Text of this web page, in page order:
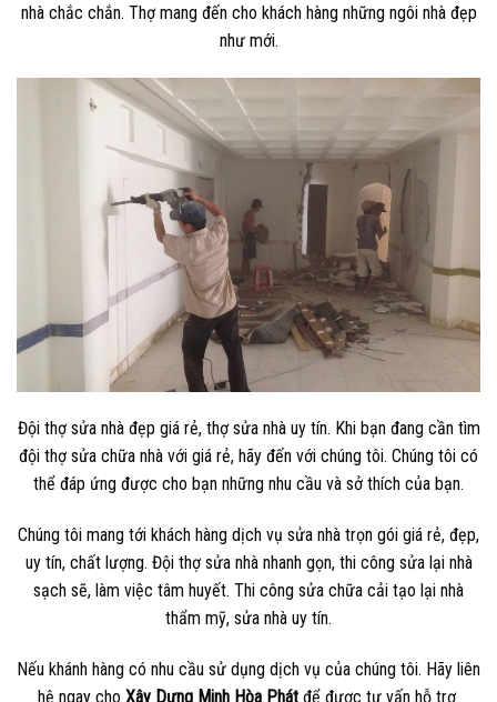
nhà chắc chắn. Thợ mang đến cho khách hàng những ngôi nhà đẹp
như mới.
Đội thợ sửa nhà đẹp giá rẻ, thợ sửa nhà uy tín. Khi bạn đang cần tìm
đội thợ sửa chữa nhà với giá rẻ, hãy đến với chúng tôi. Chúng tôi có
thể đáp ứng được cho bạn những nhu cầu và sở thích của bạn.
Chúng tôi mang tới khách hàng dịch vụ sửa nhà trọn gói giá rẻ, đẹp,
uy tín, chất lượng. Đội thợ sửa nhà nhanh gọn, thi công sửa lại nhà
sạch sẽ, làm việc tâm huyết. Thi công sửa chữa cải tạo lại nhà
thẩm mỹ, sửa nhà uy tín.
Nếu khánh hàng có nhu cầu sử dụng dịch vụ của chúng tôi. Hãy liên
hệ ngay cho Xây Dựng Minh Hòa Phát để được tư vấn hỗ trợ.